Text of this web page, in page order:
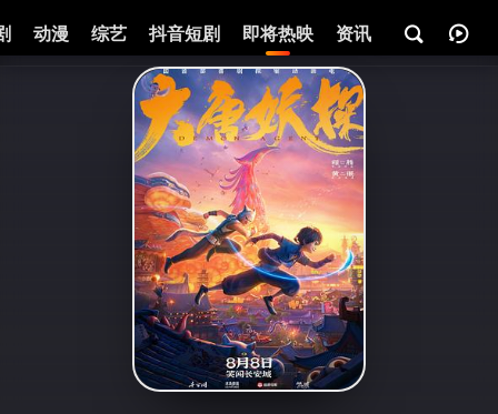
动漫 综艺 抖音短剧 即将热映 资讯